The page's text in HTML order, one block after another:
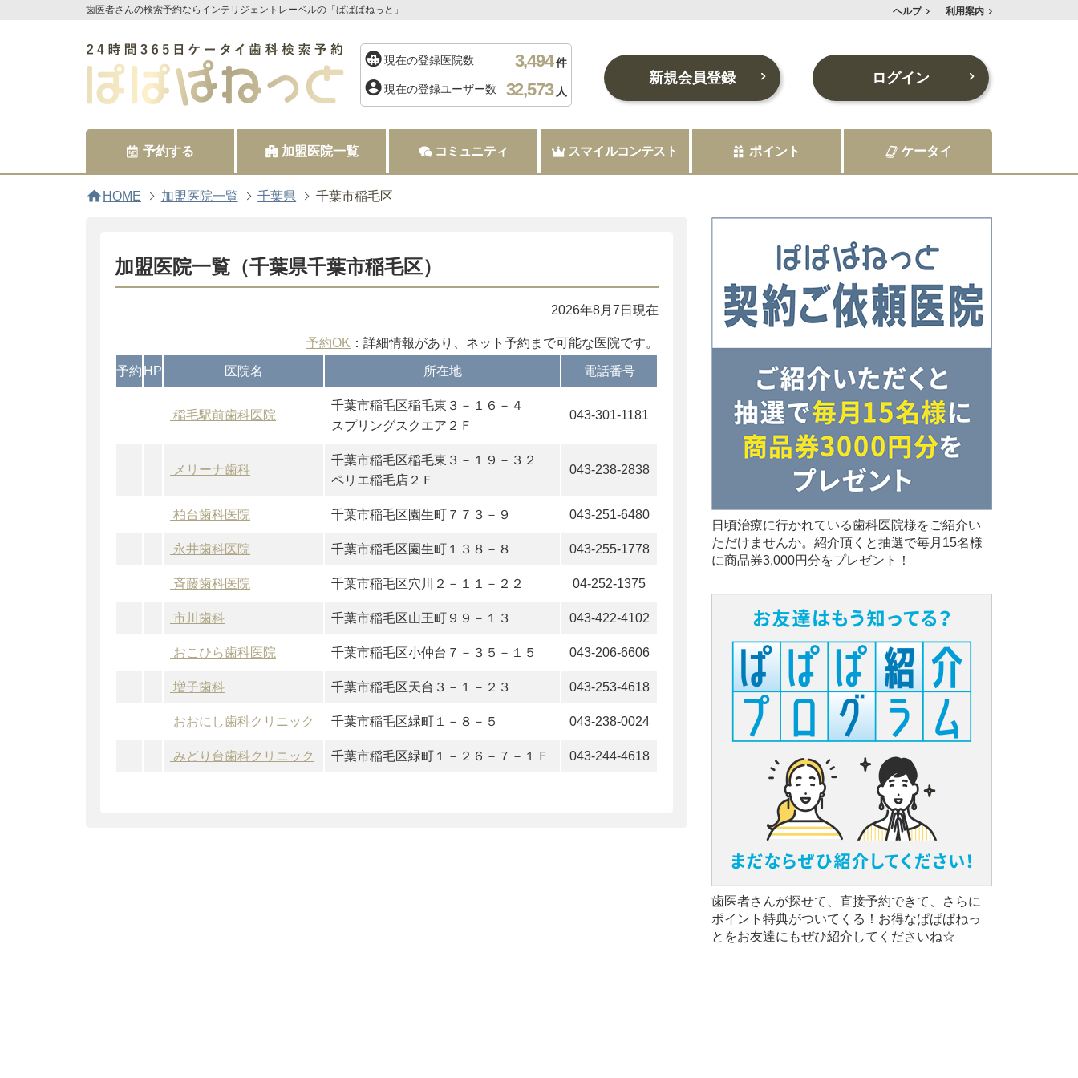
歯医者さんの検索予約ならインテリジェントレーベルの「ぱぱぱねっと」 ヘルプ 利用案内
現在の登録医院数 3,494件
現在の登録ユーザー数 32,573 人
新規会員登録 ログイン
予約する 加盟医院一覧 コミュニティ スマイルコンテスト ポイント ケータイ
home HOME 加盟医院一覧 千葉県 千葉市稲毛区
加盟医院一覧（千葉県千葉市稲毛区）
2026年8月7日現在
予約OK ：詳細情報があり、ネット予約まで可能な医院です。
予約 HP 医院名 所在地 電話番号
稲毛駅前歯科医院
千葉市稲毛区稲毛東３－１６－４
スプリングスクエア２Ｆ
043-301-1181
メリーナ歯科
千葉市稲毛区稲毛東３－１９－３２
ペリエ稲毛店２Ｆ
043-238-2838
柏台歯科医院 千葉市稲毛区園生町７７３－９ 043-251-6480
永井歯科医院 千葉市稲毛区園生町１３８－８ 043-255-1778
斉藤歯科医院 千葉市稲毛区穴川２－１１－２２ 04-252-1375
市川歯科 千葉市稲毛区山王町９９－１３ 043-422-4102
おこひら歯科医院 千葉市稲毛区小仲台７－３５－１５ 043-206-6606
増子歯科 千葉市稲毛区天台３－１－２３ 043-253-4618
おおにし歯科クリニック 千葉市稲毛区緑町１－８－５ 043-238-0024
みどり台歯科クリニック 千葉市稲毛区緑町１－２６－７－１Ｆ 043-244-4618
日頃治療に行かれている歯科医院様をご紹介い
ただけませんか。紹介頂くと抽選で毎月15名様
に商品券3,000円分をプレゼント！
歯医者さんが探せて、直接予約できて、さらに
ポイント特典がついてくる！お得なぱぱぱねっ
とをお友達にもぜひ紹介してくださいね☆